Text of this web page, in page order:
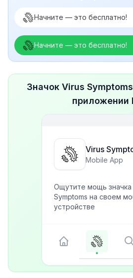
Начните — это бесплатно!
Начните — это бесплатно!
Значок Virus
приложении
Virus
Mobile App
Ощутите мощь значка
Symptoms на своем
устройстве